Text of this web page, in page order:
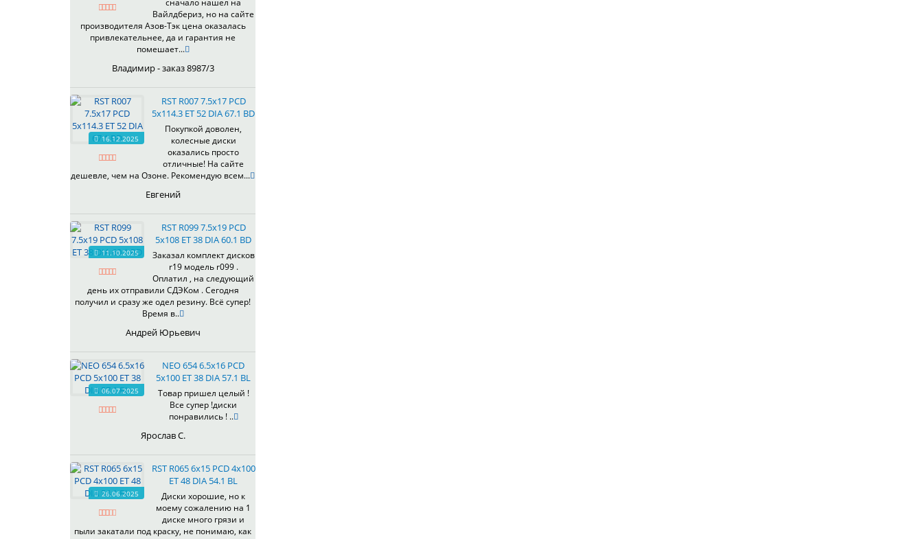
Вайлдбериз, но на сайте
производителя Азов-Тэк цена оказалась
привлекательнее, да и гарантия не
помешает...
Владимир - заказ 8987/3
16.12.2025
RST R007 7.5x17 PCD
5x114.3 ET 52 DIA 67.1 BD
Покупкой доволен,
колесные диски
оказались просто
отличные! На сайте
дешевле, чем на Озоне. Рекомендую всем...
Евгений
11.10.2025
RST R099 7.5x19 PCD
5x108 ET 38 DIA 60.1 BD
Заказал комплект дисков
r19 модель r099 .
Оплатил , на следующий
день их отправили СДЭКом . Сегодня
получил и сразу же одел резину. Всё супер!
Время в..
Андрей Юрьевич
06.07.2025
NEO 654 6.5x16 PCD
5x100 ET 38 DIA 57.1 BL
Товар пришел целый !
Все супер !диски
понравились ! ..
Ярослав С.
26.06.2025
RST R065 6x15 PCD 4x100
ET 48 DIA 54.1 BL
Диски хорошие, но к
моему сожалению на 1
диске много грязи и
пыли закатали под краску, не понимаю, как